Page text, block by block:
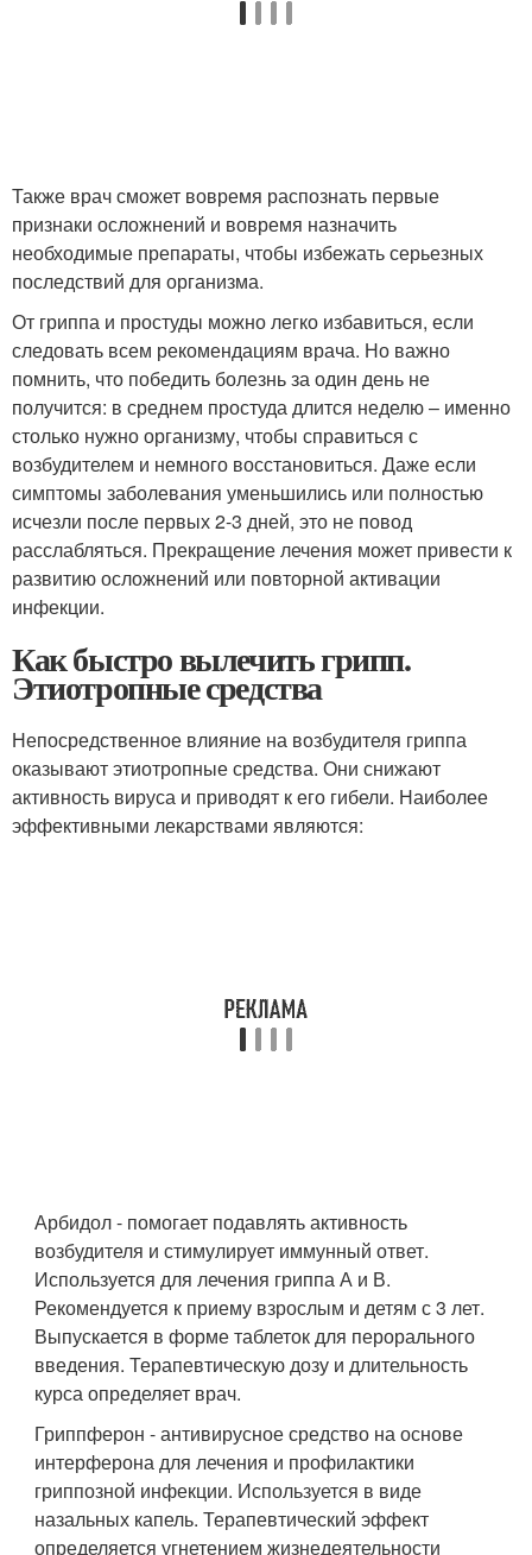
Также врач сможет вовремя распознать первые
признаки осложнений и вовремя назначить
необходимые препараты, чтобы избежать серьезных
последствий для организма.
От гриппа и простуды можно легко избавиться, если
следовать всем рекомендациям врача. Но важно
помнить, что победить болезнь за один день не
получится: в среднем простуда длится неделю – именно
столько нужно организму, чтобы справиться с
возбудителем и немного восстановиться. Даже если
симптомы заболевания уменьшились или полностью
исчезли после первых 2-3 дней, это не повод
расслабляться. Прекращение лечения может привести к
развитию осложнений или повторной активации
инфекции.
Как быстро вылечить грипп.
Этиотропные средства
Непосредственное влияние на возбудителя гриппа
оказывают этиотропные средства. Они снижают
активность вируса и приводят к его гибели. Наиболее
эффективными лекарствами являются:
Арбидол - помогает подавлять активность
возбудителя и стимулирует иммунный ответ.
Используется для лечения гриппа А и В.
Рекомендуется к приему взрослым и детям с 3 лет.
Выпускается в форме таблеток для перорального
введения. Терапевтическую дозу и длительность
курса определяет врач.
Гриппферон - антивирусное средство на основе
интерферона для лечения и профилактики
гриппозной инфекции. Используется в виде
назальных капель. Терапевтический эффект
определяется угнетением жизнедеятельности